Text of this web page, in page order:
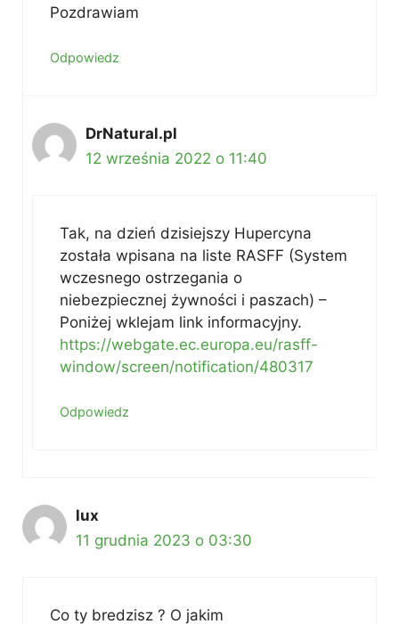
Pozdrawiam
Odpowiedz
DrNatural.pl
12 września 2022 o 11:40
Tak, na dzień dzisiejszy Hupercyna
została wpisana na liste RASFF (System
wczesnego ostrzegania o
niebezpiecznej żywności i paszach) –
Poniżej wklejam link informacyjny.
https://webgate.ec.europa.eu/rasff-
window/screen/notification/480317
Odpowiedz
lux
11 grudnia 2023 o 03:30
Co ty bredzisz ? O jakim